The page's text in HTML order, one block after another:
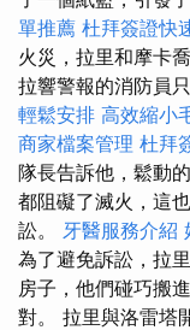
單推薦 杜拜簽證快
火災，拉里和摩卡
拉響警報的消防員
輕鬆安排 高效縮小
商家檔案管理 杜拜
隊長告訴他，鬆動
都阻礙了滅火，這
訟。 牙醫服務介紹
為了避免訴訟，拉
房子，他們碰巧搬
對。 拉里與洛雷塔